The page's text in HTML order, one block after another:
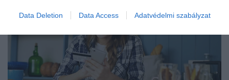
Data Deletion Data Access Adatvédelmi szabályzat